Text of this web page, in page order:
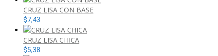
CRUZ LISA CON BASE
$7,43
CRUZ LISA CHICA
$5,38